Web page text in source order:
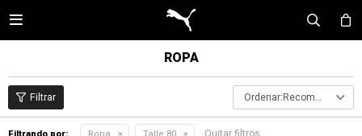

ROPA
Recomendados